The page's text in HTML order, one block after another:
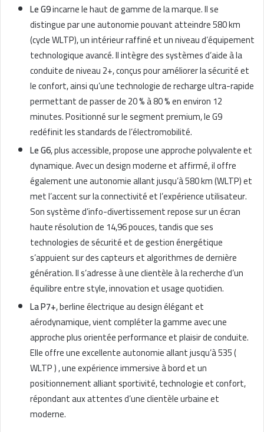
Le G9incarne le haut de gamme de la marque. Il se
distingue par une autonomie pouvant atteindre 580 km
(cycle WLTP), un intérieur raffiné et un niveau d’équipement
technologique avancé. Il intègre des systèmes d’aide à la
conduite de niveau 2+, conçus pour améliorer la sécurité et
le confort, ainsi qu’une technologie de recharge ultra-rapide
permettant de passer de 20 % à 80 % en environ 12
minutes. Positionné sur le segment premium, le G9
redéfinit les standards de l’électromobilité.
Le G6, plus accessible, propose une approche polyvalente et
dynamique. Avec un design moderne et affirmé, il offre
également une autonomie allant jusqu’à 580 km (WLTP) et
met l’accent sur la connectivité et l’expérience utilisateur.
Son système d’info-divertissement repose sur un écran
haute résolution de 14,96 pouces, tandis que ses
technologies de sécurité et de gestion énergétique
s’appuient sur des capteurs et algorithmes de dernière
génération. Il s’adresse à une clientèle à la recherche d’un
équilibre entre style, innovation et usage quotidien.
La P7+, berline électrique au design élégant et
aérodynamique, vient compléter la gamme avec une
approche plus orientée performance et plaisir de conduite.
Elle offre une excellente autonomie allant jusqu’à 535 (
WLTP ) , une expérience immersive à bord et un
positionnement alliant sportivité, technologie et confort,
répondant aux attentes d’une clientèle urbaine et
moderne.